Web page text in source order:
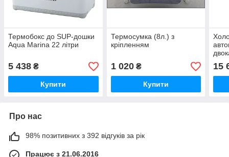
Термобокс до SUP-дошки
Aqua Marina 22 літри
5 438 ₴
Купити
Термосумка (8л.) з
кріпленням
1 020₴
Купити
15
Про нас
98% позитивних з 392 відгуків за рік
Працює з 21.06.2016